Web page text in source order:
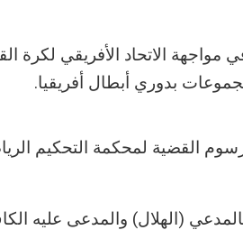
مواجهة الاتحاد الأفريقي لكرة
بدوري أبطال أفريقيا.
(الهلال) والمدعى عليه